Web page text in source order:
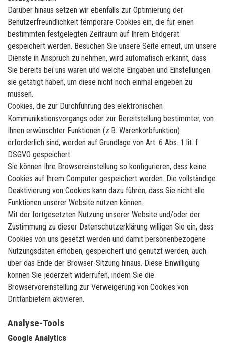
Darüber hinaus setzen wir ebenfalls zur Optimierung der
Benutzerfreundlichkeit temporäre Cookies ein, die für einen
bestimmten festgelegten Zeitraum auf Ihrem Endgerät
gespeichert werden. Besuchen Sie unsere Seite erneut, um unsere
Dienste in Anspruch zu nehmen, wird automatisch erkannt, dass
Sie bereits bei uns waren und welche Eingaben und Einstellungen
sie getätigt haben, um diese nicht noch einmal eingeben zu
müssen.
Cookies, die zur Durchführung des elektronischen
Kommunikationsvorgangs oder zur Bereitstellung bestimmter, von
Ihnen erwünschter Funktionen (z.B. Warenkorbfunktion)
erforderlich sind, werden auf Grundlage von Art. 6 Abs. 1 lit. f
DSGVO gespeichert.
Sie können Ihre Browsereinstellung so konfigurieren, dass keine
Cookies auf Ihrem Computer gespeichert werden. Die vollständige
Deaktivierung von Cookies kann dazu führen, dass Sie nicht alle
Funktionen unserer Website nutzen können.
Mit der fortgesetzten Nutzung unserer Website und/oder der
Zustimmung zu dieser Datenschutzerklärung willigen Sie ein, dass
Cookies von uns gesetzt werden und damit personenbezogene
Nutzungsdaten erhoben, gespeichert und genutzt werden, auch
über das Ende der Browser-Sitzung hinaus. Diese Einwilligung
können Sie jederzeit widerrufen, indem Sie die
Browservoreinstellung zur Verweigerung von Cookies von
Drittanbietern aktivieren.
Analyse-Tools
Google Analytics